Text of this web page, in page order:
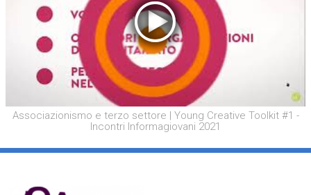
Associazionismo e terzo settore | Young Creative Toolkit #1 -
Incontri Informagiovani 2021